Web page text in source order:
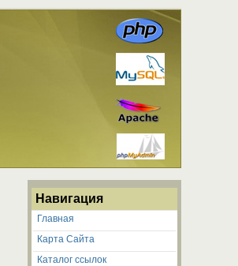
Навигация
Главная
Карта Сайта
Каталог ссылок